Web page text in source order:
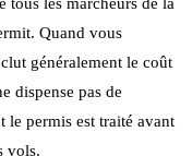
Quand vous
généralement le coût
dispense pas de
le permis est traité avant
vols.